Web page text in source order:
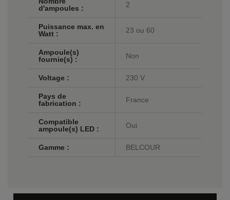
d'ampoules :
2
Puissance max. en
Watt :
23 ou 60
Ampoule(s)
fournie(s) :
Non
Voltage : 230 V
Pays de
fabrication :
France
Compatible
ampoule(s) LED :
Oui
Gamme : BELCOUR